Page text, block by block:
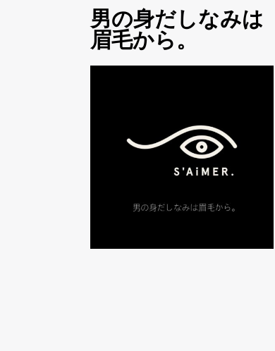
男の身だしなみは
眉毛から。